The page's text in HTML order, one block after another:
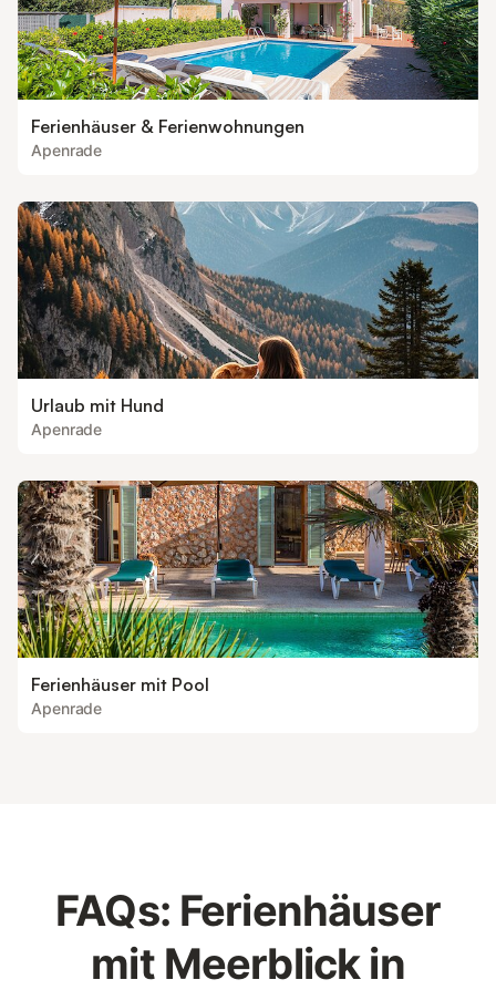
Ferienhäuser & Ferienwohnungen
Apenrade
Urlaub mit Hund
Apenrade
Ferienhäuser mit Pool
Apenrade
FAQs: Ferienhäuser
mit Meerblick in